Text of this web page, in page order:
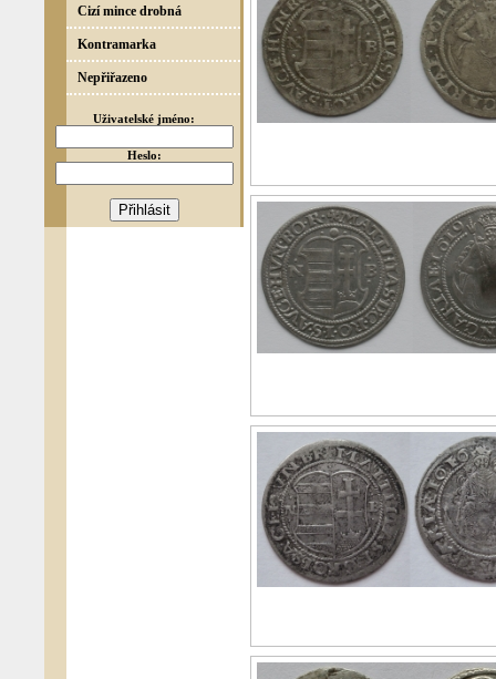
Cizí mince drobná
Kontramarka
Nepřiřazeno
Uživatelské jméno:
Heslo: